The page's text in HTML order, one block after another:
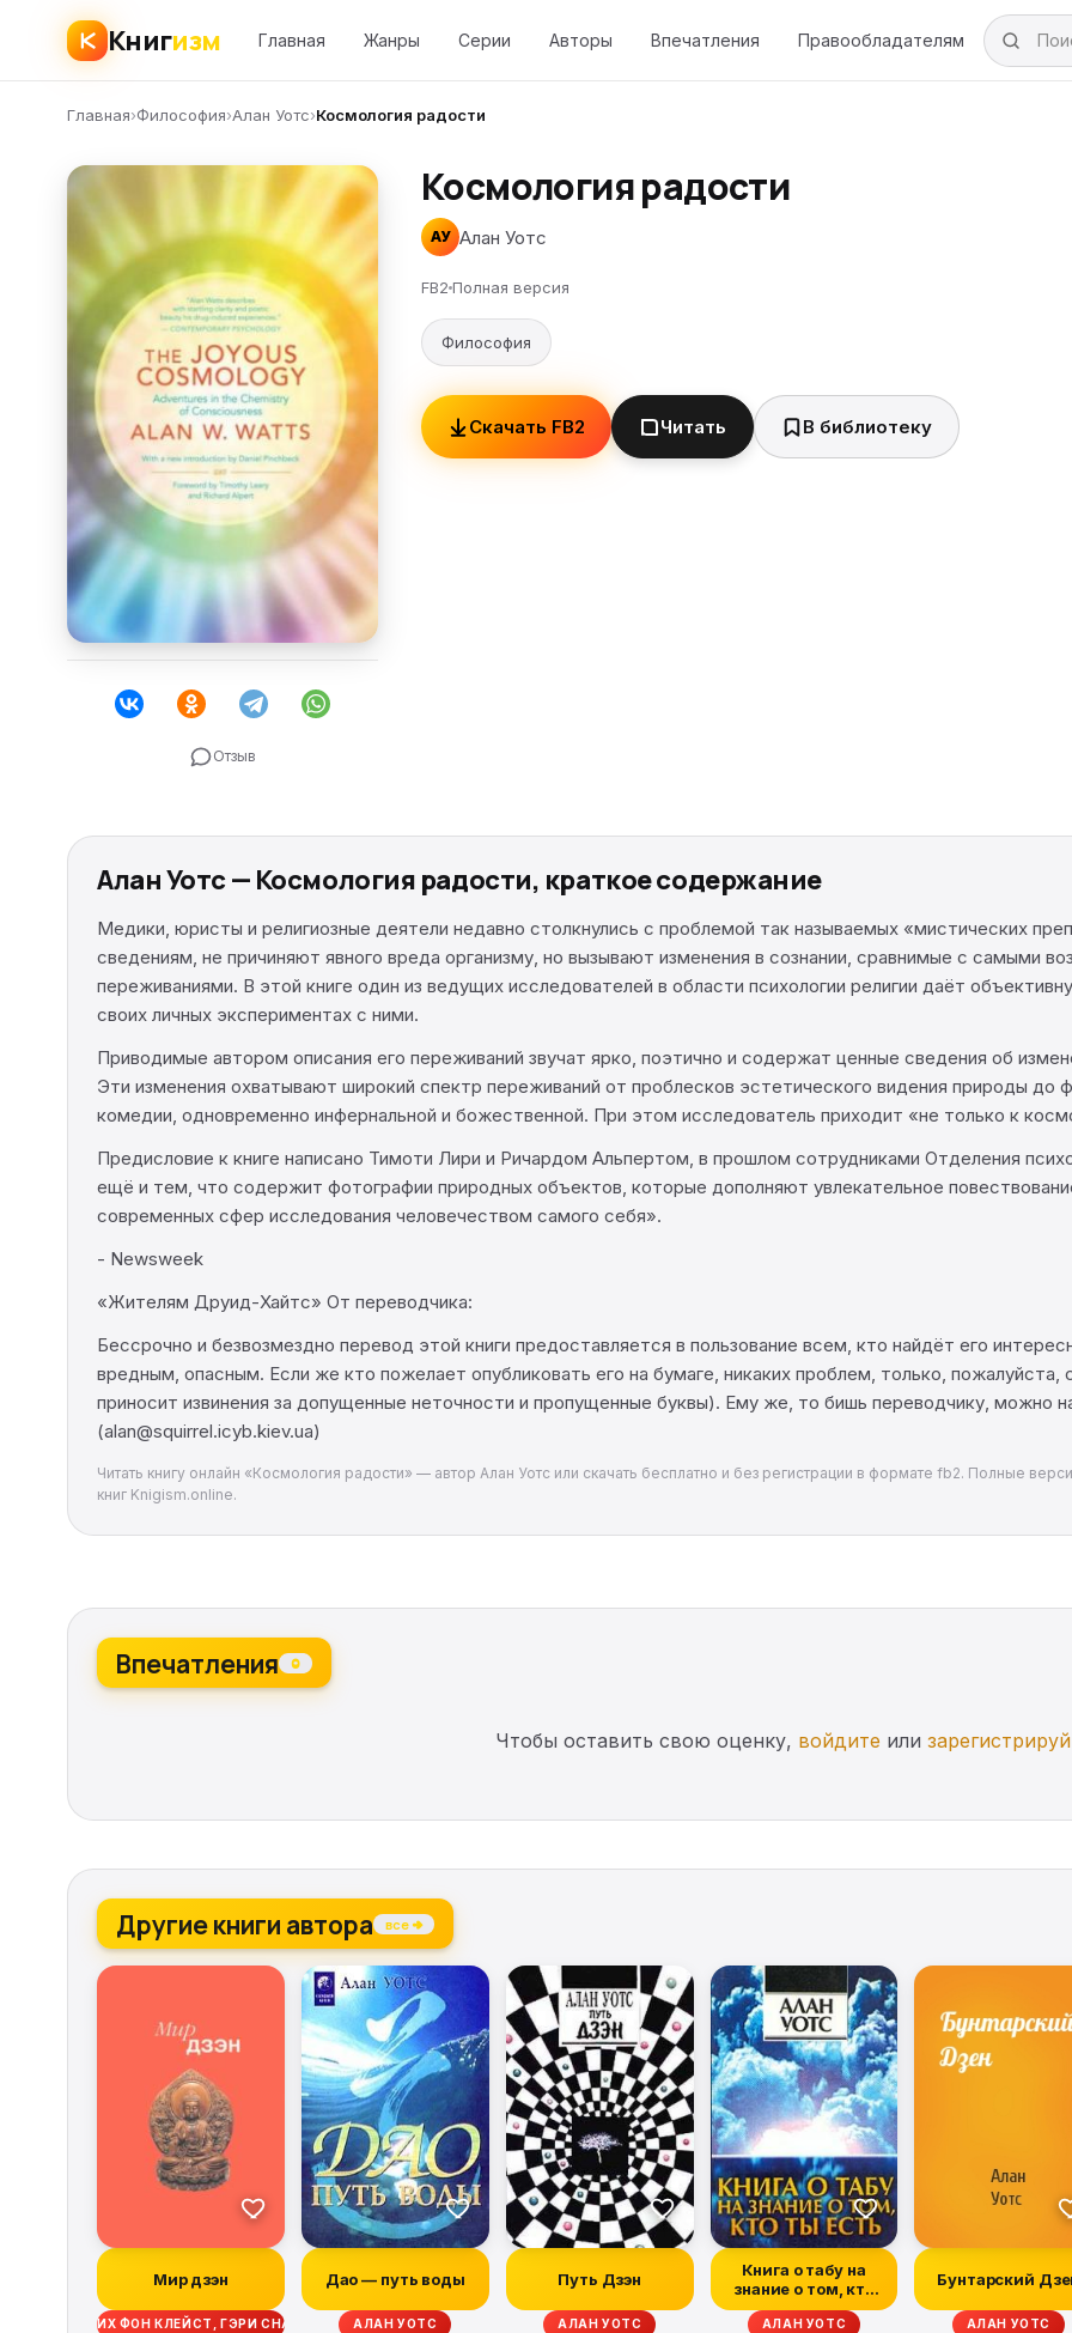
Книгизм Главная Жанры Серии Авторы Впечатления Правообладателям
Главная›Философия›Алан Уотс›Космология радости
Отзыв
Космология радости
АУ Алан Уотс
FB2 Полная версия
Философия
Скачать FB2 Читать В библиотеку
Алан Уотс — Космология радости, краткое содержание
Медики, юристы и религиозные деятели недавно столкнулись с проблемой так называемых «мистических
сведениям, не причиняют явного вреда организму, но вызывают изменения в сознании, сравнимые с самыми
переживаниями. В этой книге один из ведущих исследователей в области психологии религии даёт
своих личных экспериментах с ними.
Приводимые автором описания его переживаний звучат ярко, поэтично и содержат ценные сведения об
Эти изменения охватывают широкий спектр переживаний от проблесков эстетического видения природы до
комедии, одновременно инфернальной и божественной. При этом исследователь приходит «не только к
Предисловие к книге написано Тимоти Лири и Ричардом Альпертом, в прошлом сотрудниками Отделения
ещё и тем, что содержит фотографии природных объектов, которые дополняют увлекательное
современных сфер исследования человечеством самого себя».
- Newsweek
«Жителям Друид-Хайтс» От переводчика:
Бессрочно и безвозмездно перевод этой книги предоставляется в пользование всем, кто найдёт его
вредным, опасным. Если же кто пожелает опубликовать его на бумаге, никаких проблем, только,
приносит извинения за допущенные неточности и пропущенные буквы). Ему же, то бишь переводчику, можно
(alan@squirrel.icyb.kiev.ua)
Читать книгу онлайн «Космология радости» — автор Алан Уотс или скачать бесплатно и без регистрации в формате fb2. Полные
книг Knigism.online.
Впечатления 0
Чтобы оставить свою оценку, войдите или
Другие книги автора все →
Мир дзэн
ГЕНРИХ ФОН КЛЕЙСТ, ГЭРИ СНАЙДЕР, ЧЖАН ЧЖЭНЬ-ЦЗИ, СЫ МАЙ-МАЙ, РОБЕРТ ЛИНССЕН, КАКУДЗО ОКАКУРА, СОКЭЙ-АН САСАКИ
Дао — путь воды
АЛАН УОТС
Путь Дзэн
АЛАН УОТС
Книга о табу на
знание о том, кто
ты
АЛАН УОТС
Бунтарский
АЛАН УОТС